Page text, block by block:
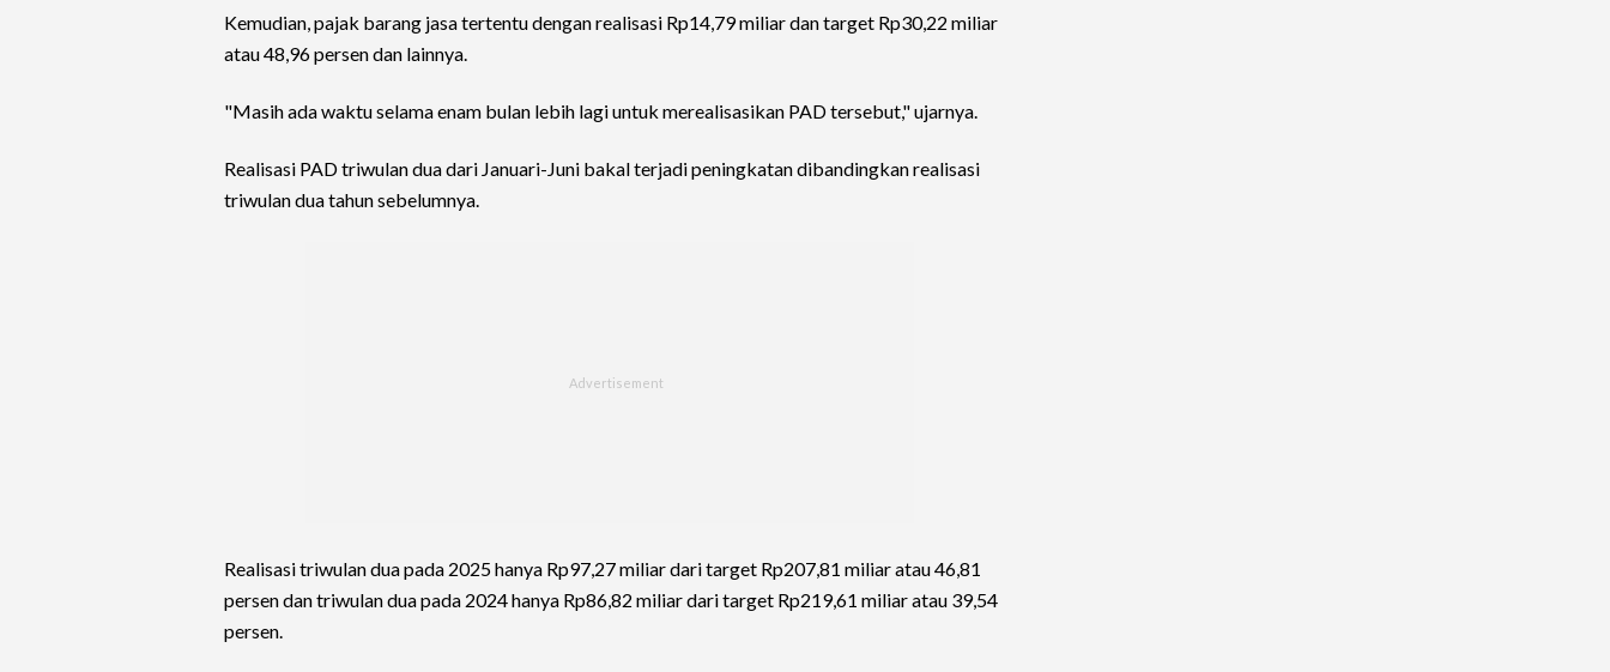
Kemudian, pajak barang jasa tertentu dengan realisasi Rp14,79 miliar dan target Rp30,22 miliar
atau 48,96 persen dan lainnya.
"Masih ada waktu selama enam bulan lebih lagi untuk merealisasikan PAD tersebut," ujarnya.
Realisasi PAD triwulan dua dari Januari-Juni bakal terjadi peningkatan dibandingkan realisasi
triwulan dua tahun sebelumnya.
Realisasi triwulan dua pada 2025 hanya Rp97,27 miliar dari target Rp207,81 miliar atau 46,81
persen dan triwulan dua pada 2024 hanya Rp86,82 miliar dari target Rp219,61 miliar atau 39,54
persen.